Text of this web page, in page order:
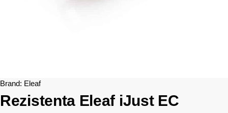
Brand: Eleaf
Rezistenta Eleaf iJust EC